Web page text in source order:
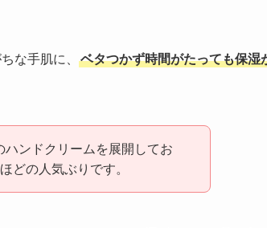
な手肌に、
ベタつかず時間がたっても保湿
ンドクリームを展開してお
どの人気ぶりです。